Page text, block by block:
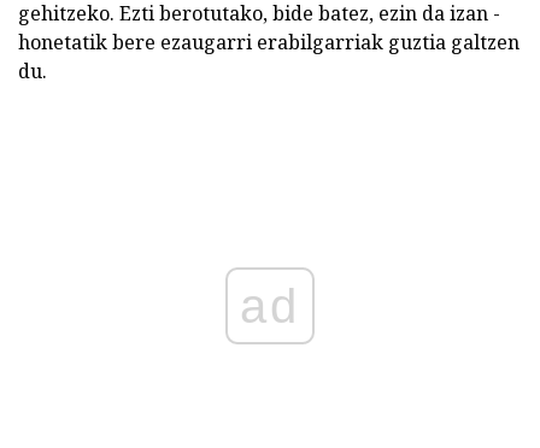
gehitzeko. Ezti berotutako, bide batez, ezin da izan -
honetatik bere ezaugarri erabilgarriak guztia galtzen
du.
ad